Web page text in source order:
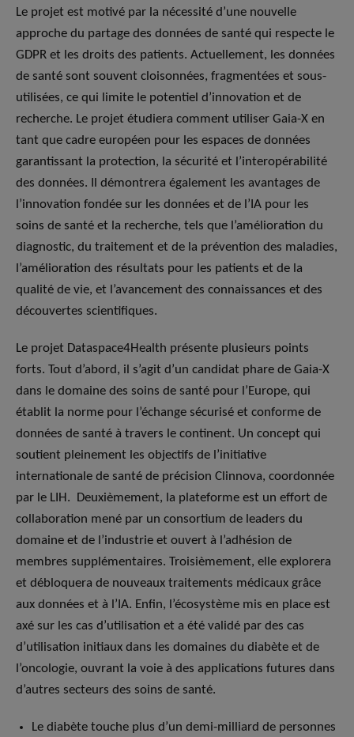
Le projet est motivé par la nécessité d’une nouvelle
approche du partage des données de santé qui respecte le
GDPR et les droits des patients. Actuellement, les données
de santé sont souvent cloisonnées, fragmentées et sous-
utilisées, ce qui limite le potentiel d’innovation et de
recherche. Le projet étudiera comment utiliser Gaia-X en
tant que cadre européen pour les espaces de données
garantissant la protection, la sécurité et l’interopérabilité
des données. Il démontrera également les avantages de
l’innovation fondée sur les données et de l’IA pour les
soins de santé et la recherche, tels que l’amélioration du
diagnostic, du traitement et de la prévention des maladies,
l’amélioration des résultats pour les patients et de la
qualité de vie, et l’avancement des connaissances et des
découvertes scientifiques.
Le projet Dataspace4Health présente plusieurs points
forts. Tout d’abord, il s’agit d’un candidat phare de Gaia-X
dans le domaine des soins de santé pour l’Europe, qui
établit la norme pour l’échange sécurisé et conforme de
données de santé à travers le continent. Un concept qui
soutient pleinement les objectifs de l’initiative
internationale de santé de précision Clinnova, coordonnée
par le LIH. Deuxièmement, la plateforme est un effort de
collaboration mené par un consortium de leaders du
domaine et de l’industrie et ouvert à l’adhésion de
membres supplémentaires. Troisièmement, elle explorera
et débloquera de nouveaux traitements médicaux grâce
aux données et à l’IA. Enfin, l’écosystème mis en place est
axé sur les cas d’utilisation et a été validé par des cas
d’utilisation initiaux dans les domaines du diabète et de
l’oncologie, ouvrant la voie à des applications futures dans
d’autres secteurs des soins de santé.
Le diabète touche plus d’un demi-milliard de personnes